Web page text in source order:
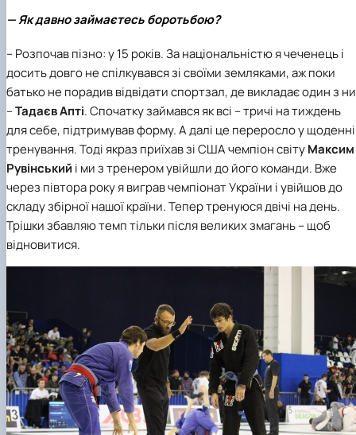
— Як давно займаєтесь боротьбою?
– Розпочав пізно: у 15 років. За національністю я чеченець і
досить довго не спілкувався зі своїми земляками, аж поки
батько не порадив відвідати спортзал, де викладає один з
–Тадаєв Апті. Спочатку займався як всі – тричі на тиждень
для себе, підтримував форму. А далі це переросло у щоденні
тренування. Тоді якраз приїхав зі США чемпіон світуМаксим
Рувінський і ми з тренером увійшли до його команди. Вже
через півтора року я виграв чемпіонат України і увійшов до
складу збірної нашої країни. Тепер тренуюся двічі на день.
Трішки збавляю темп тільки після великих змагань – щоб
відновитися.